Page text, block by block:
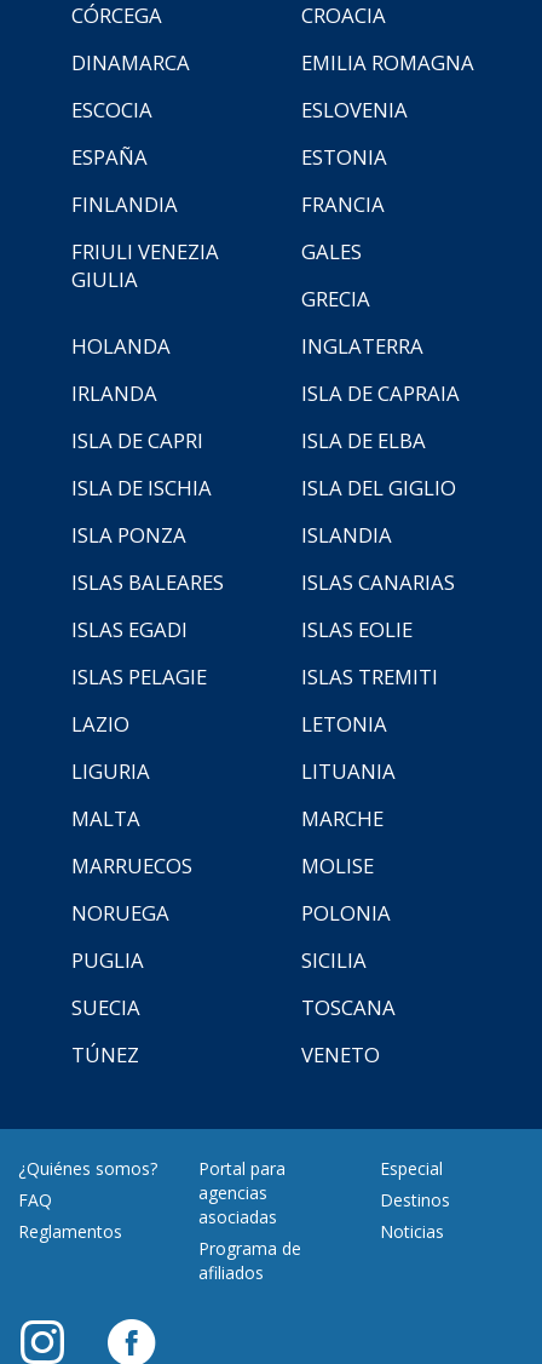
CÓRCEGA
CROACIA
DINAMARCA
EMILIA ROMAGNA
ESCOCIA
ESLOVENIA
ESPAÑA
ESTONIA
FINLANDIA
FRANCIA
FRIULI VENEZIA
GIULIA
GALES
GRECIA
HOLANDA
INGLATERRA
IRLANDA
ISLA DE CAPRAIA
ISLA DE CAPRI
ISLA DE ELBA
ISLA DE ISCHIA
ISLA DEL GIGLIO
ISLA PONZA
ISLANDIA
ISLAS BALEARES
ISLAS CANARIAS
ISLAS EGADI
ISLAS EOLIE
ISLAS PELAGIE
ISLAS TREMITI
LAZIO
LETONIA
LIGURIA
LITUANIA
MALTA
MARCHE
MARRUECOS
MOLISE
NORUEGA
POLONIA
PUGLIA
SICILIA
SUECIA
TOSCANA
TÚNEZ
VENETO
¿Quiénes somos?
FAQ
Reglamentos
Portal para
agencias
asociadas
Programa de
afiliados
Especial
Destinos
Noticias